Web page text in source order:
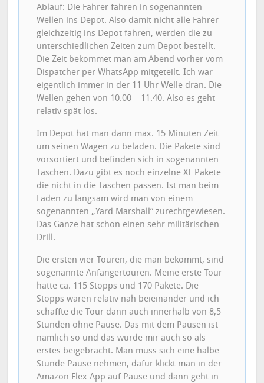
Ablauf: Die Fahrer fahren in sogenannten
Wellen ins Depot. Also damit nicht alle Fahrer
gleichzeitig ins Depot fahren, werden die zu
unterschiedlichen Zeiten zum Depot bestellt.
Die Zeit bekommet man am Abend vorher vom
Dispatcher per WhatsApp mitgeteilt. Ich war
eigentlich immer in der 11 Uhr Welle dran. Die
Wellen gehen von 10.00 – 11.40. Also es geht
relativ spät los.
Im Depot hat man dann max. 15 Minuten Zeit
um seinen Wagen zu beladen. Die Pakete sind
vorsortiert und befinden sich in sogenannten
Taschen. Dazu gibt es noch einzelne XL Pakete
die nicht in die Taschen passen. Ist man beim
Laden zu langsam wird man von einem
sogenannten „Yard Marshall“ zurechtgewiesen.
Das Ganze hat schon einen sehr militärischen
Drill.
Die ersten vier Touren, die man bekommt, sind
sogenannte Anfängertouren. Meine erste Tour
hatte ca. 115 Stopps und 170 Pakete. Die
Stopps waren relativ nah beieinander und ich
schaffte die Tour dann auch innerhalb von 8,5
Stunden ohne Pause. Das mit dem Pausen ist
nämlich so und das wurde mir auch so als
erstes beigebracht. Man muss sich eine halbe
Stunde Pause nehmen, dafür klickt man in der
Amazon Flex App auf Pause und dann geht in